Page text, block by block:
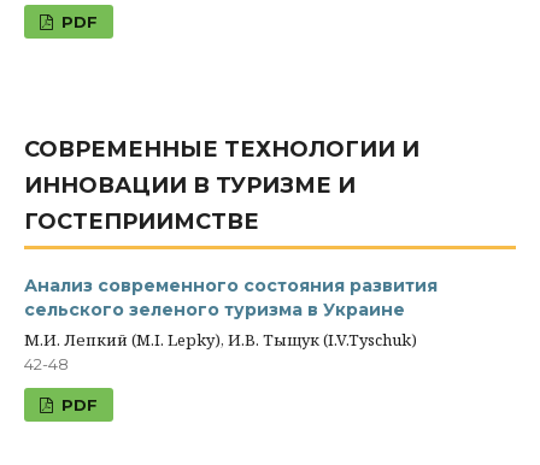
PDF
СОВРЕМЕННЫЕ ТЕХНОЛОГИИ И
ИННОВАЦИИ В ТУРИЗМЕ И
ГОСТЕПРИИМСТВЕ
Анализ современного состояния развития
сельского зеленого туризма в Украине
М.И. Лепкий (M.I. Lepky), И.В. Тыщук (I.V.Tyschuk)
42-48
PDF